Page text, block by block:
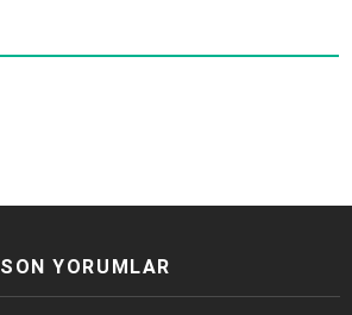
SON YORUMLAR